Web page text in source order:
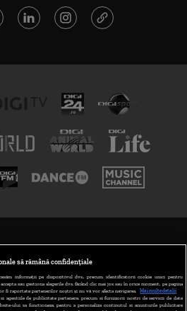
DIGI TV
să rămână confidențiale
informații pe dispozitivul dvs., precum identificatorii cookie unici pentru
sau gestiona alegerile dvs. făcând clic mai jos sau în orice moment, pe pagina
fi raportate partenerilor noștri și nu vă vor afecta navigarea.
Mai multe detalii
agentiile de publicitate partenere, precum si furnizorii nostri de servicii de date
ului sa functioneze, pentru a personaliza continutul si anunturile publicitare